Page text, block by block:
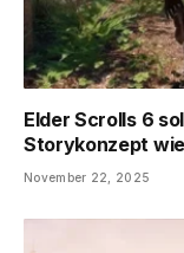
Elder Scrolls 6
Storykonzept
November 22, 2025